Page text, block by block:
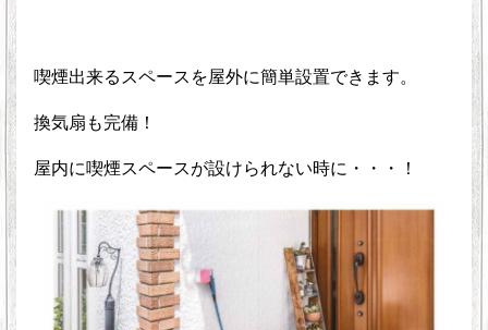
喫煙出来るスペースを屋外に簡単設置できます。
換気扇も完備！
屋内に喫煙スペースが設けられない時に・・・！